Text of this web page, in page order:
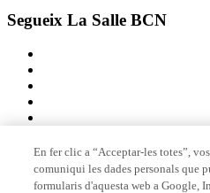
Segueix La Salle BCN
Membre de
En fer clic a “Acceptar-les totes”,
comuniqui les dades personals que
formularis d'aquesta web a Google,